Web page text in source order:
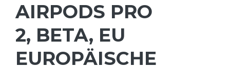
AIRPODS PRO
2, BETA, EU
EUROPÄISCHE